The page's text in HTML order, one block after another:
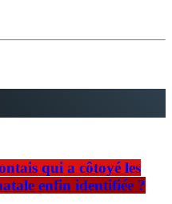
qui a côtoyé les
enfin identifiée ?